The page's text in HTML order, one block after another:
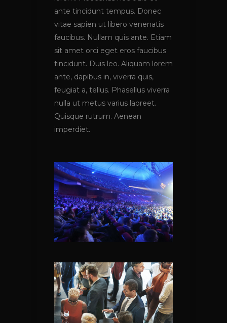
ante tincidunt tempus. Donec
vitae sapien ut libero venenatis
faucibus. Nullam quis ante. Etiam
sit amet orci eget eros faucibus
tincidunt. Duis leo. Aliquam lorem
ante, dapibus in, viverra quis,
feugiat a, tellus. Phasellus viverra
nulla ut metus varius laoreet.
Quisque rutrum. Aenean
imperdiet.